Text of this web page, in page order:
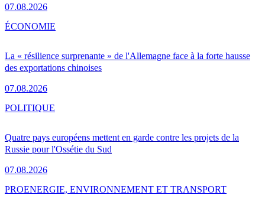
07.08.2026
La « résilience surprenante » de l'Allemagne face à la forte hausse
des exportations chinoises
07.08.2026
ÉCONOMIE
Quatre pays européens mettent en garde contre les projets de la
Russie pour l'Ossétie du Sud
07.08.2026
POLITIQUE
PROENERGIE, ENVIRONNEMENT ET TRANSPORT